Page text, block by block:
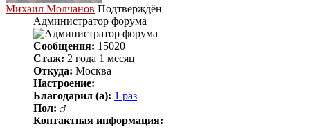
Михаил Молчанов Подтверждён
Администратор форума
Сообщения: 15020
Стаж: 2 года 1 месяц
Откуда: Москва
Настроение:
Благодарил (а): 1 раз
Пол:
Контактная информация: